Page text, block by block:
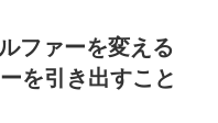
ファーを変える
を引き出すこと